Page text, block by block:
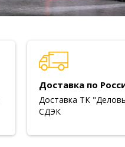
Доставка по
Доставка ТК
СДЭК